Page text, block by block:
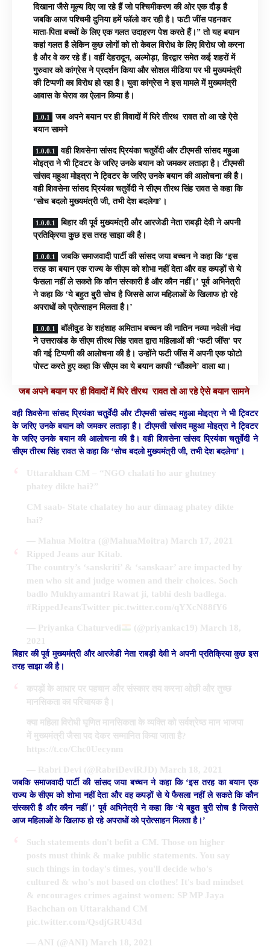
दिखाना जैसे मूल्य दिए जा रहे हैं जो पश्चिमीकरण की ओर एक दौड़ है
जबकि आज पश्चिमी दुनिया हमें फॉलो कर रही है। फटी जींस पहनकर
माता-पिता बच्चों के लिए एक गलत उदाहरण पेश करते हैं।” तो यह बयान
कहां गलत है लेकिन कुछ लोगों को तो केवल विरोध के लिए विरोध जो करना
है और वे कर रहे हैं। वहीं देहरादून, अल्मोड़ा, हिरद्वार समेत कई शहरों में
गुरुवार को कांग्रेस ने प्रदर्शन किया और सोशल मीडिया पर भी मुख्यमंत्री
की टिप्पणी का विरोध हो रहा है। युवा कांग्रेस ने इस मामले में मुख्यमंत्री
आवास के घेराव का ऐलान किया है।
जब अपने बयान पर ही विवादों में घिरे तीरथ रावत तो आ रहे ऐसे
बयान सामने
वही शिवसेना सांसद प्रियंका चतुर्वेदी और टीएमसी सांसद महुआ
मोइत्रा ने भी ट्विटर के जरिए उनके बयान को जमकर लताड़ा है। टीएमसी
सांसद महुआ मोइत्रा ने ट्विटर के जरिए उनके बयान की आलोचना की है।
वही शिवसेना सांसद प्रियंका चतुर्वेदी ने सीएम तीरथ सिंह रावत से कहा कि
‘सोच बदलो मुख्यमंत्री जी, तभी देश बदलेगा’।
बिहार की पूर्व मुख्यमंत्री और आरजेडी नेता राबड़ी देवी ने अपनी
प्रतिक्रिया कुछ इस तरह साझा की है।
जबकि समाजवादी पार्टी की सांसद जया बच्चन ने कहा कि ‘इस
तरह का बयान एक राज्य के सीएम को शोभा नहीं देता और वह कपड़ों से ये
फैसला नहीं ले सकते कि कौन संस्कारी है और कौन नहीं।’ पूर्व अभिनेत्री
ने कहा कि ‘ये बहुत बुरी सोच है जिससे आज महिलाओं के खिलाफ हो रहे
अपराधों को प्रोत्साहन मिलता है।’
बॉलीवुड के शहंशाह अमिताभ बच्चन की नातिन नव्या नवेली नंदा
ने उत्तराखंड के सीएम तीरथ सिंह रावत द्वारा महिलाओं की ‘फटी जींस’ पर
की गई टिप्पणी की आलोचना की है। उन्होंने फटी जींस में अपनी एक फोटो
पोस्ट करते हुए कहा कि सीएम का ये बयान काफी ‘चौंकाने’ वाला था।
जब अपने बयान पर ही विवादों में घिरे तीरथ रावत तो आ रहे ऐसे बयान सामने
वही शिवसेना सांसद प्रियंका चतुर्वेदी और टीएमसी सांसद महुआ मोइत्रा ने भी ट्विटर
के जरिए उनके बयान को जमकर लताड़ा है। टीएमसी सांसद महुआ मोइत्रा ने ट्विटर
के जरिए उनके बयान की आलोचना की है। वही शिवसेना सांसद प्रियंका चतुर्वेदी ने
सीएम तीरथ सिंह रावत से कहा कि ‘सोच बदलो मुख्यमंत्री जी, तभी देश बदलेगा’।
Uttarakhan CM – “NGO chalati ho aur ghutney
phatey dikte hai?”
CM saab- State chalatey ho aur dimaag phatey dikte
hai?
— Mahua Moitra (@MahuaMoitra) March 17, 2021
Ripped Jeans aur Kitab.
The country’s ‘sanskriti’ & ‘sanskaar’ are impacted by
men who sit and judge women and their choices. Soch
badlo Mukhyamantri Rawat ji, tabhi desh badlega.
#RippedJeansTwitter pic.twitter.com/qYXcN88fY6
— Priyanka Chaturvedi (@priyankac19) March 18,
2021
बिहार की पूर्व मुख्यमंत्री और आरजेडी नेता राबड़ी देवी ने अपनी प्रतिक्रिया कुछ इस
तरह साझा की है।
कपड़ों के आधार पर पहचान और संस्कार तय करना ओछी और तुच्छ
मानसिकता का परिचायक है।
क्या महिला विरोधी घृणित मानसिकता के व्यक्ति को सर्वश्रेष्ठ मान भाजपा
में मुख्यमंत्री जैसा पद देकर सम्मानित किया जाता है?
https://t.co/Chc0Uecynm
— Rabri Devi (@RabriDeviRJD) March 18, 2021
जबकि समाजवादी पार्टी की सांसद जया बच्चन ने कहा कि ‘इस तरह का बयान एक
राज्य के सीएम को शोभा नहीं देता और वह कपड़ों से ये फैसला नहीं ले सकते कि कौन
संस्कारी है और कौन नहीं।’ पूर्व अभिनेत्री ने कहा कि ‘ये बहुत बुरी सोच है जिससे
आज महिलाओं के खिलाफ हो रहे अपराधों को प्रोत्साहन मिलता है।’
Such statements don't befit a CM. Those on higher
posts must think & make public statements. You say
such things in today's times, you'll decide who's
cultured & who's not based on clothes! It's bad mindset
& encourages crimes against women: SP MP Jaya
Bachchan on Uttarakhand CM
pic.twitter.com/QsdjGRU43d
— ANI (@ANI) March 18, 2021